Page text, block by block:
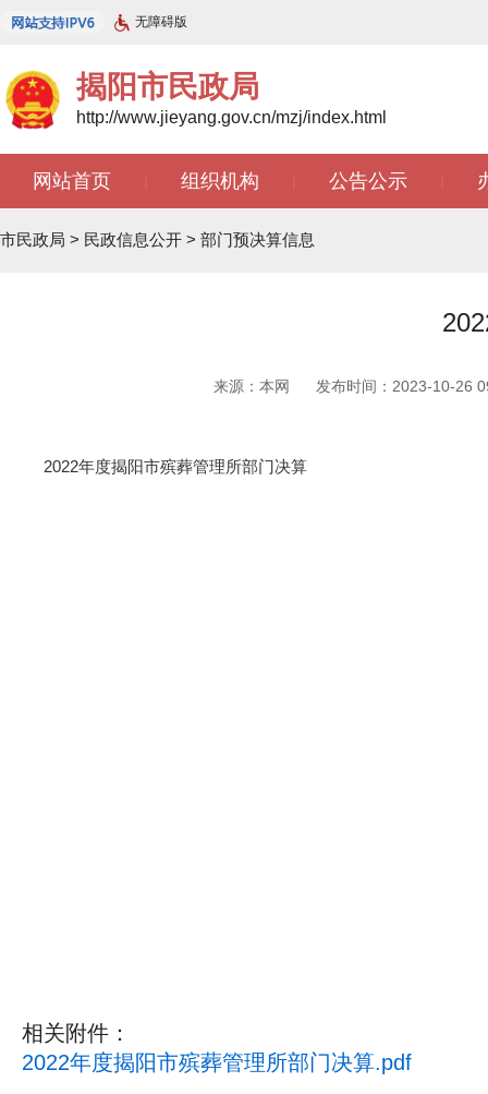
无障碍版
揭阳市民政局
http://www.jieyang.gov.cn/mzj/index.html
网站首页 组织机构 公告公示
市民政局 > 民政信息公开 > 部门预决算信息
来源：本网 发布时间：2023-10-26
2022年度揭阳市殡葬管理所部门决算
相关附件：
2022年度揭阳市殡葬管理所部门决算.pdf